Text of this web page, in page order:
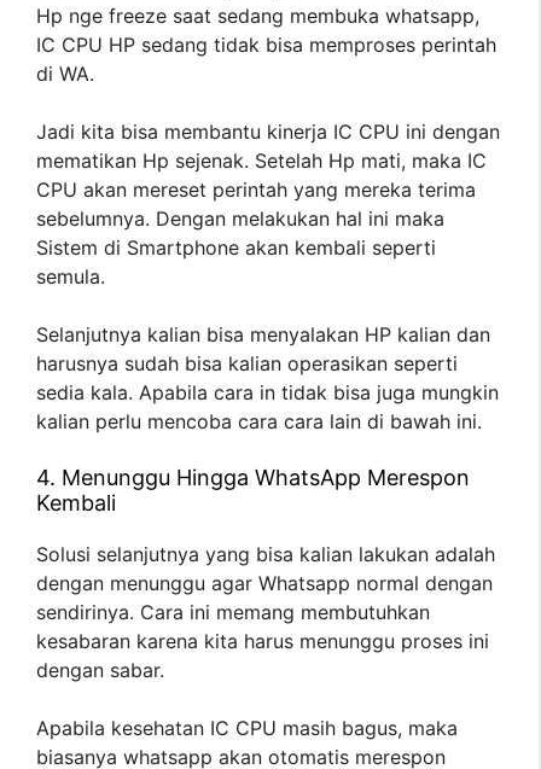
Hp nge freeze saat sedang membuka whatsapp,
IC CPU HP sedang tidak bisa memproses perintah
di WA.
Jadi kita bisa membantu kinerja IC CPU ini dengan
mematikan Hp sejenak. Setelah Hp mati, maka IC
CPU akan mereset perintah yang mereka terima
sebelumnya. Dengan melakukan hal ini maka
Sistem di Smartphone akan kembali seperti
semula.
Selanjutnya kalian bisa menyalakan HP kalian dan
harusnya sudah bisa kalian operasikan seperti
sedia kala. Apabila cara in tidak bisa juga mungkin
kalian perlu mencoba cara cara lain di bawah ini.
4. Menunggu Hingga WhatsApp Merespon
Kembali
Solusi selanjutnya yang bisa kalian lakukan adalah
dengan menunggu agar Whatsapp normal dengan
sendirinya. Cara ini memang membutuhkan
kesabaran karena kita harus menunggu proses ini
dengan sabar.
Apabila kesehatan IC CPU masih bagus, maka
biasanya whatsapp akan otomatis merespon